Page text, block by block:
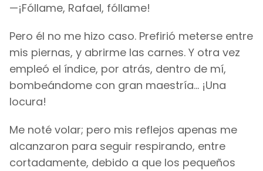
—¡Fóllame, Rafael, fóllame!
Pero él no me hizo caso. Prefirió meterse entre
mis piernas, y abrirme las carnes. Y otra vez
empleó el índice, por atrás, dentro de mí,
bombeándome con gran maestría... ¡Una
locura!
Me noté volar; pero mis reflejos apenas me
alcanzaron para seguir respirando, entre
cortadamente, debido a que los pequeños